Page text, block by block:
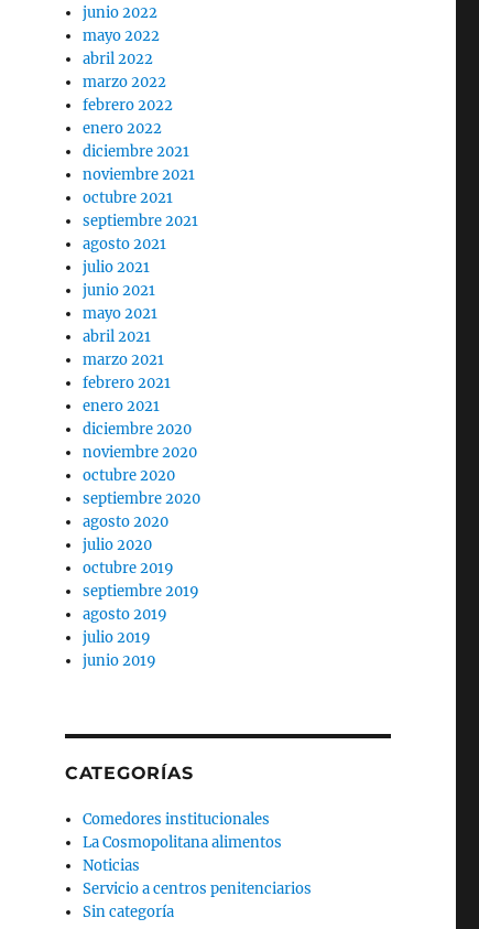
junio 2022
mayo 2022
abril 2022
marzo 2022
febrero 2022
enero 2022
diciembre 2021
noviembre 2021
octubre 2021
septiembre 2021
agosto 2021
julio 2021
junio 2021
mayo 2021
abril 2021
marzo 2021
febrero 2021
enero 2021
diciembre 2020
noviembre 2020
octubre 2020
septiembre 2020
agosto 2020
julio 2020
octubre 2019
septiembre 2019
agosto 2019
julio 2019
junio 2019
CATEGORÍAS
Comedores institucionales
La Cosmopolitana alimentos
Noticias
Servicio a centros penitenciarios
Sin categoría